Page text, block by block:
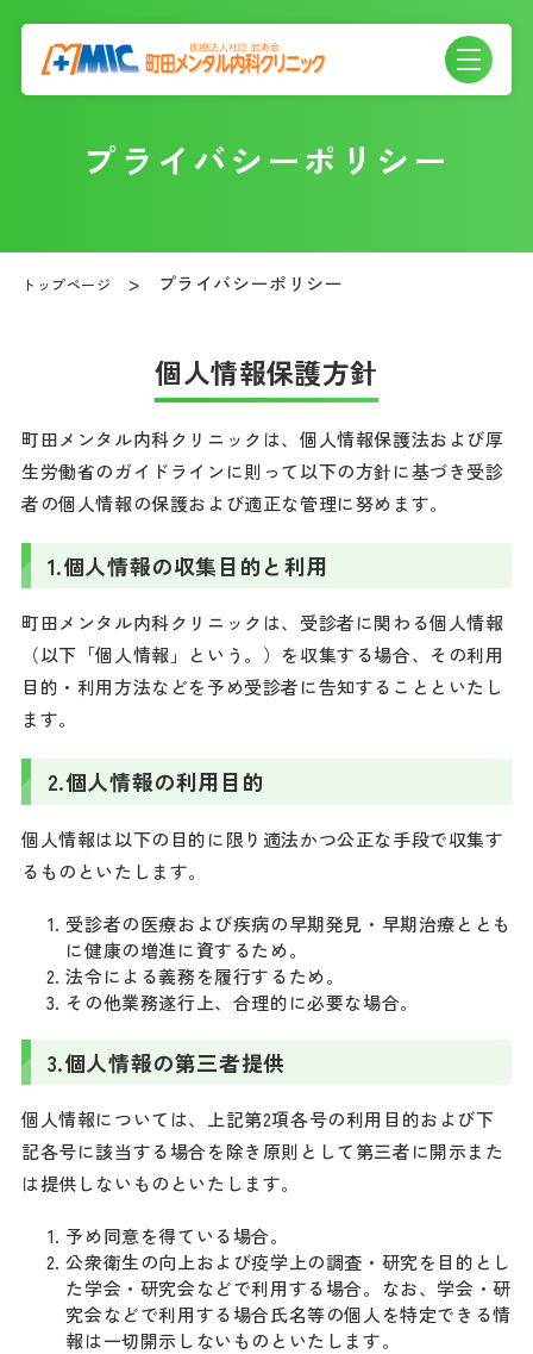
プライバシーポリシー
トップページ プライバシーポリシー
個人情報保護方針
町田メンタル内科クリニックは、個人情報保護法および厚
生労働省のガイドラインに則って以下の方針に基づき受診
者の個人情報の保護および適正な管理に努めます。
1.個人情報の収集目的と利用
町田メンタル内科クリニックは、受診者に関わる個人情報
（以下「個人情報」という。）を収集する場合、その利用
目的・利用方法などを予め受診者に告知することといたし
ます。
2.個人情報の利用目的
個人情報は以下の目的に限り適法かつ公正な手段で収集す
るものといたします。
受診者の医療および疾病の早期発見・早期治療ととも
に健康の増進に資するため。
法令による義務を履行するため。
その他業務遂行上、合理的に必要な場合。
3.個人情報の第三者提供
個人情報については、上記第2項各号の利用目的および下
記各号に該当する場合を除き原則として第三者に開示また
は提供しないものといたします。
予め同意を得ている場合。
公衆衛生の向上および疫学上の調査・研究を目的とし
た学会・研究会などで利用する場合。なお、学会・研
究会などで利用する場合氏名等の個人を特定できる情
報は一切開示しないものといたします。